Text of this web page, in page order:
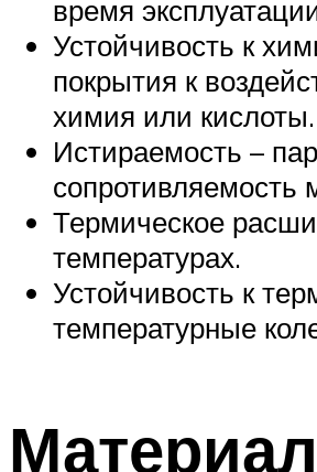
время
Устойчивость к
покрытия к
химия или
Истираемость –
сопротивляемость
Термическое
температурах.
Устойчивость к
температурные